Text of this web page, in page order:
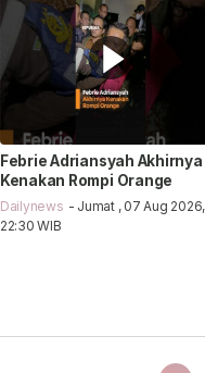
Febrie Adriansyah Akhirnya
Kenakan Rompi Orange
Dailynews - Jumat , 07 Aug 2026,
22:30 WIB